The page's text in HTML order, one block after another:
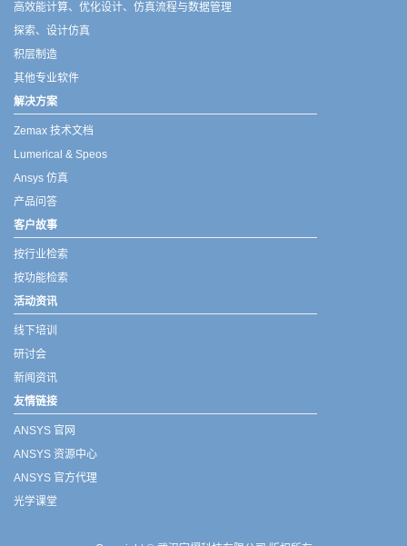
高效能计算、优化设计、仿真流程与数据管理
探索、设计仿真
积层制造
其他专业软件
解决方案
Zemax 技术文档
Lumerical & Speos
Ansys 仿真
产品问答
客户故事
按行业检索
按功能检索
活动资讯
线下培训
研讨会
新闻资讯
友情链接
ANSYS 官网
ANSYS 资源中心
ANSYS 官方代理
光学课堂